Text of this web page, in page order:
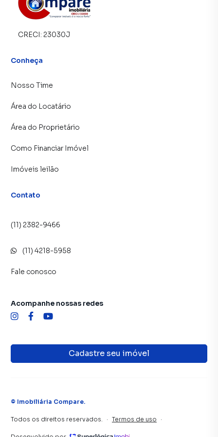
CRECI: 23030J
Conheça
Nosso Time
Área do Locatário
Área do Proprietário
Como Financiar Imóvel
Imóveis leilão
Contato
(11) 2382-9466
(11) 4218-5958
Fale conosco
Cadastre seu imóvel
Acompanhe nossas redes
© Imobiliária Compare.
Todos os direitos reservados. · Termos de uso ·